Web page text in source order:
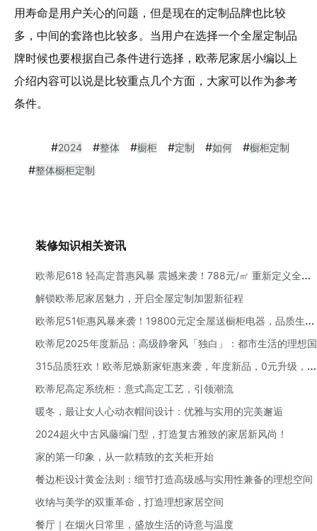
用寿命是用户关心的问题，但是现在的定制品牌也比较
多，中间的套路也比较多。当用户在选择一个全屋定制品
牌时候也要根据自己条件进行选择，欧蒂尼家居小编以上
介绍内容可以说是比较重点几个方面，大家可以作为参考
条件。
#2024 #整体 #橱柜 #定制 #如何 #橱柜定制
#整体橱柜定制
装修知识相关资讯
欧蒂尼618 轻高定普惠风暴 震撼来袭！788元/㎡ 重新定义全屋
定制性价比
解锁欧蒂尼家居魅力，开启全屋定制加盟新征程
欧蒂尼51钜惠风暴来袭！19800元定全屋送橱柜电器，品质生活
一步到位
欧蒂尼2025年度新品：高级静奢风「独白」：都市生活的理想国
315品质狂欢！欧蒂尼焕新家钜惠来袭，年度新品，0元升级，万
元补贴礼遇！
欧蒂尼高定系统柜：意式高定工艺，引领潮流
暖冬，最让女人心动衣帽间设计：优雅与实用的完美邂逅
2024超火中古风藤编门型，打造复古雅致的家居新风尚！
家的第一印象，从一款精致的玄关柜开始
餐边柜设计黄金法则：细节打造高级感与实用性兼备的理想空间
收纳与美学的双重革命，打造理想家居空间
餐厅｜在烟火日常里，盛放生活的诗意与温度